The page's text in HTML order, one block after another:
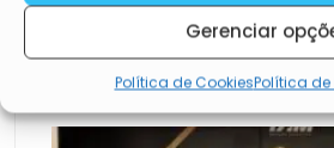
Gerenciar
Política de CookiesPolítica